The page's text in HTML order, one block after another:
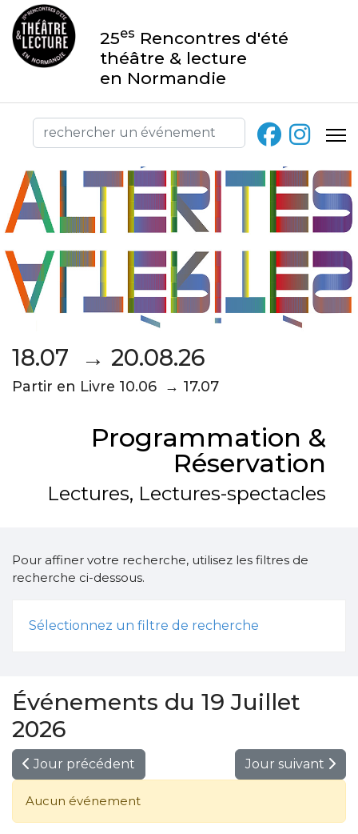
25es Rencontres d'été
théâtre & lecture
en Normandie
18.07 → 20.08.26
Partir en Livre 10.06 → 17.07
Programmation &
Réservation
Lectures, Lectures-spectacles
Pour affiner votre recherche, utilisez les filtres de
recherche ci-dessous.
Sélectionnez un filtre de recherche
Événements du 19 Juillet
2026
Jour précédent Jour suivant
Aucun événement